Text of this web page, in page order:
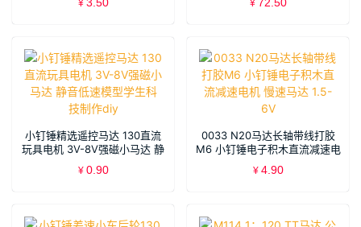
¥ 3.50 ¥ 72.50
小钉锤精选遥控马达 130直流
玩具电机 3V-8V强磁小马达 静
音低速模型学生科技制作diy
¥ 0.90
0033 N20马达长轴带线打胶
M6 小钉锤电子积木直流减速电
机 慢速马达 1.5-6V
¥ 4.90